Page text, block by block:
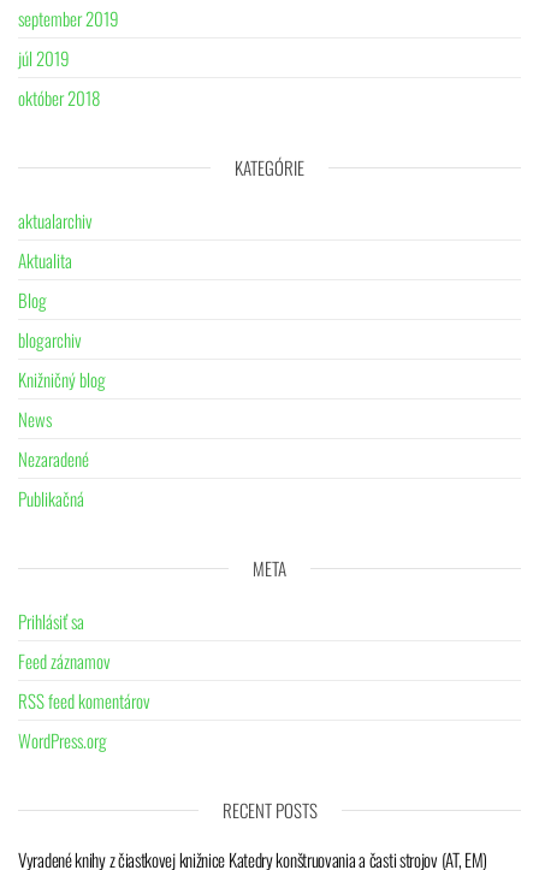
september 2019
júl 2019
október 2018
KATEGÓRIE
aktualarchiv
Aktualita
Blog
blogarchiv
Knižničný blog
News
Nezaradené
Publikačná
META
Prihlásiť sa
Feed záznamov
RSS feed komentárov
WordPress.org
RECENT POSTS
Vyradené knihy z čiastkovej knižnice Katedry konštruovania a časti strojov (AT, EM)